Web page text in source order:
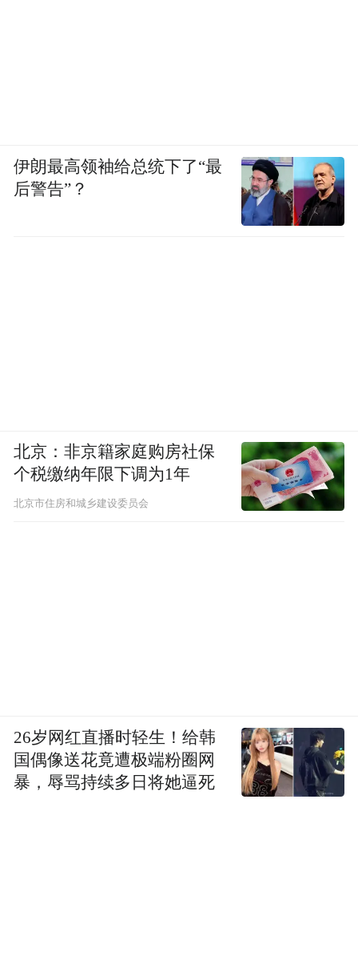
伊朗最高领袖给总统下了“最
后警告”？
北京：非京籍家庭购房社保
个税缴纳年限下调为1年
北京市住房和城乡建设委员会
26岁网红直播时轻生！给韩
国偶像送花竟遭极端粉圈网
暴，辱骂持续多日将她逼死